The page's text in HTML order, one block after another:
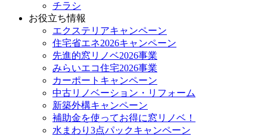
チラシ
お役立ち情報
エクステリアキャンペーン
住宅省エネ2026キャンペーン
先進的窓リノベ2026事業
みらいエコ住宅2026事業
カーポートキャンペーン
中古リノベーション・リフォーム
新築外構キャンペーン
補助金を使ってお得に窓リノベ！
水まわり3点パックキャンペーン